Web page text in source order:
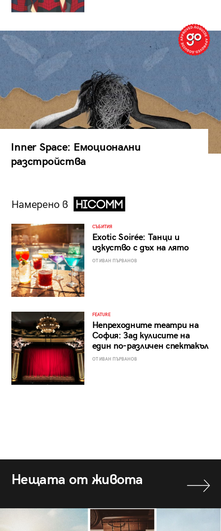
Inner Space: Емоционални
разстройства
Намерено в
СЪБИТИЯ
Exotic Soirée: Танци и
изкуство с дъх на лято
ОТ ИВАН ПЪРВАНОВ
FEATURE
Непреходните театри на
София: Зад кулисите на
един по-различен спектакъл
ОТ ИВАН ПЪРВАНОВ
Нещата от живота